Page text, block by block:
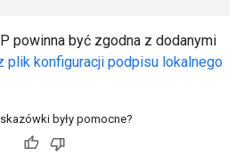
powinna być zgodna z dodanymi
plik konfiguracji podpisu lokalnego
były pomocne?